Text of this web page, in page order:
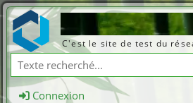
C'est le site de test du
Recherche
Connexion